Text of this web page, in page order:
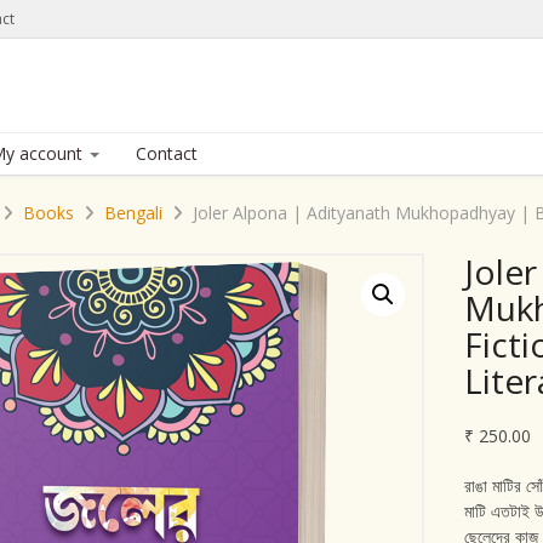
account Contact
Books Bengali Joler Alpona | Adityanath Mukhopadhyay
₹ 250.00
রাঙা মাটির
মাটি এতটাই
ছেলেদের